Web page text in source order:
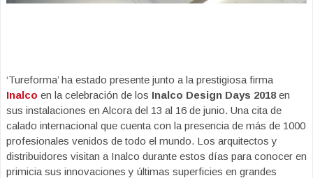
‘Tureforma’ ha estado presente junto a la prestigiosa firma
Inalco en la celebración de los Inalco Design Days 2018 en
sus instalaciones en Alcora del 13 al 16 de junio. Una cita de
calado internacional que cuenta con la presencia de más de 1000
profesionales venidos de todo el mundo. Los arquitectos y
distribuidores visitan a Inalco durante estos días para conocer en
primicia sus innovaciones y últimas superficies en grandes